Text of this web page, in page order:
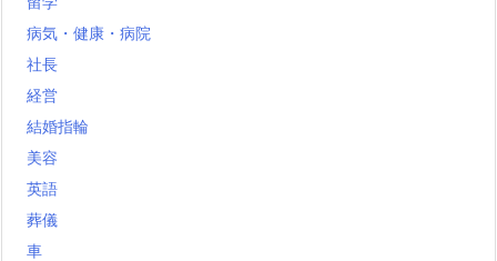
病気・健康・病院
社長
経営
結婚指輪
美容
英語
葬儀
車